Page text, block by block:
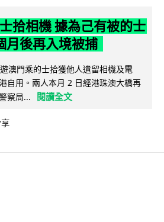
拾相機 據為己有被的士
月後再入境被捕
澳門乘的士拾獲他人遺留相機及電
自用。兩人本月 2 日經港珠澳大橋再
察局...
閱讀全文